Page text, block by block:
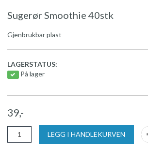
Sugerør Smoothie 40stk
Gjenbrukbar plast
LAGERSTATUS:
På lager
39,-
LEGG I HANDLEKURVEN